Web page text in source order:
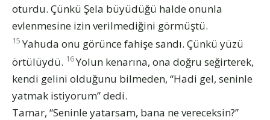
oturdu. Çünkü Şela büyüdüğü halde onunla
evlenmesine izin verilmediğini görmüştü.
15 Yahuda onu görünce fahişe sandı. Çünkü yüzü
örtülüydü. 16Yolun kenarına, ona doğru seğirterek,
kendi gelini olduğunu bilmeden, “Hadi gel, seninle
yatmak istiyorum” dedi.
Tamar, “Seninle yatarsam, bana ne vereceksin?”